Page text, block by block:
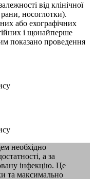
від клінічної
рани, носоглотки).
або ехографічних
і щонайперше
показано проведення
необхідно
а за
інфекцію. Це
та максимально